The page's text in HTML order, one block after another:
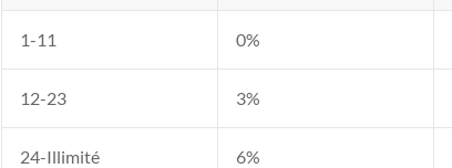
1-11 0%
12-23 3%
24-Illimité 6%